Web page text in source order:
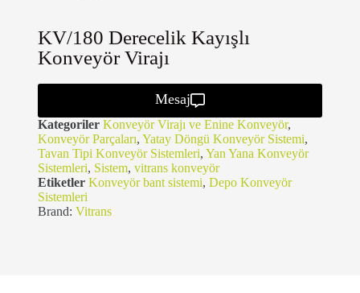
KV/180 Derecelik Kayışlı
Konveyör Virajı
Mesaj
Kategoriler Konveyör Virajı ve Enine Konveyör,
Konveyör Parçaları, Yatay Döngü Konveyör Sistemi,
Tavan Tipi Konveyör Sistemleri, Yan Yana Konveyör
Sistemleri, Sistem, vitrans konveyör
Etiketler Konveyör bant sistemi, Depo Konveyör
Sistemleri
Brand: Vitrans